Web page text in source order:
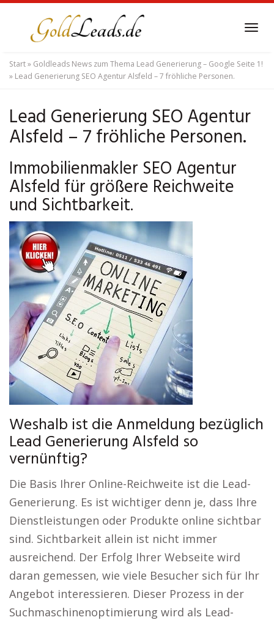
content
Start» Goldleads News zum Thema Lead Generierung – Google Seite 1!
» Lead Generierung SEO Agentur Alsfeld – 7 fröhliche Personen.
Lead Generierung SEO Agentur
Alsfeld – 7 fröhliche Personen.
Immobilienmakler SEO Agentur
Alsfeld für größere Reichweite
und Sichtbarkeit.
Weshalb ist die Anmeldung bezüglich
Lead Generierung Alsfeld so
vernünftig?
Die Basis Ihrer Online-Reichweite ist die Lead-
Generierung. Es ist wichtiger denn je, dass Ihre
Dienstleistungen oder Produkte online sichtbar
sind. Sichtbarkeit allein ist nicht immer
ausreichend. Der Erfolg Ihrer Webseite wird
daran gemessen, wie viele Besucher sich für Ihr
Angebot interessieren. Dieser Prozess in der
Suchmaschinenoptimierung wird als Lead-